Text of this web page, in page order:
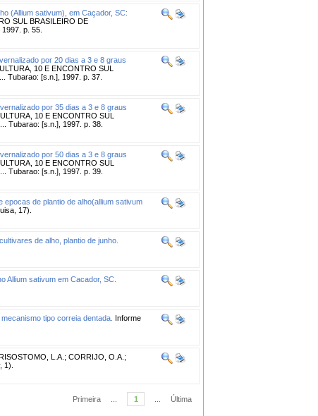
(Allium sativum), em Caçador, SC:
SUL BRASILEIRO DE
p. 55.
por 20 dias a 3 e 8 graus
10 E ENCONTRO SUL
Tubarao: [s.n.], 1997. p. 37.
por 35 dias a 3 e 8 graus
10 E ENCONTRO SUL
Tubarao: [s.n.], 1997. p. 38.
por 50 dias a 3 e 8 graus
10 E ENCONTRO SUL
Tubarao: [s.n.], 1997. p. 39.
epocas de plantio de alho(allium sativum
17).
de alho, plantio de junho.
Allium sativum em Cacador, SC.
tipo correia dentada. Informe
L.A. ; CORRIJO, O.A. ;
1).
Primeira 1 Última